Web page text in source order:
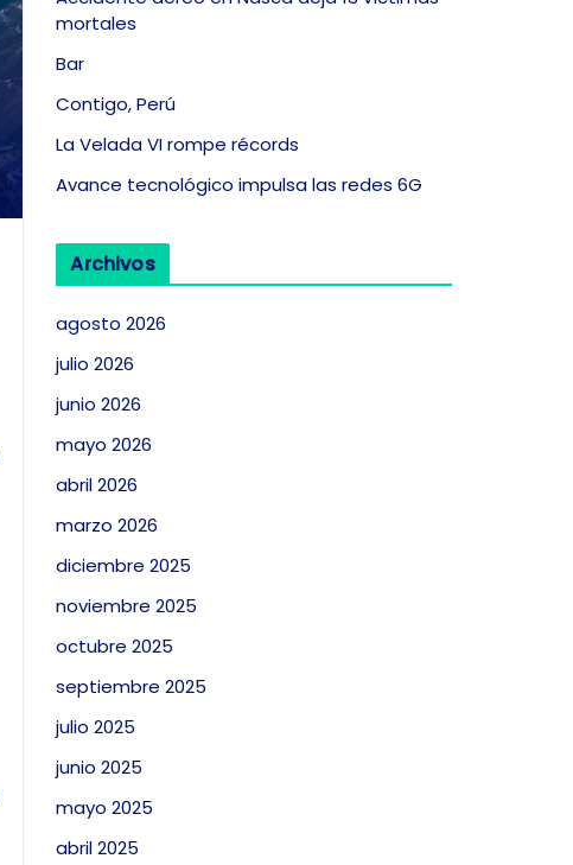
mortales
Bar
Contigo, Perú
La Velada VI rompe récords
Avance tecnológico impulsa las redes 6G
Archivos
agosto 2026
julio 2026
junio 2026
mayo 2026
abril 2026
marzo 2026
diciembre 2025
noviembre 2025
octubre 2025
septiembre 2025
julio 2025
junio 2025
mayo 2025
abril 2025